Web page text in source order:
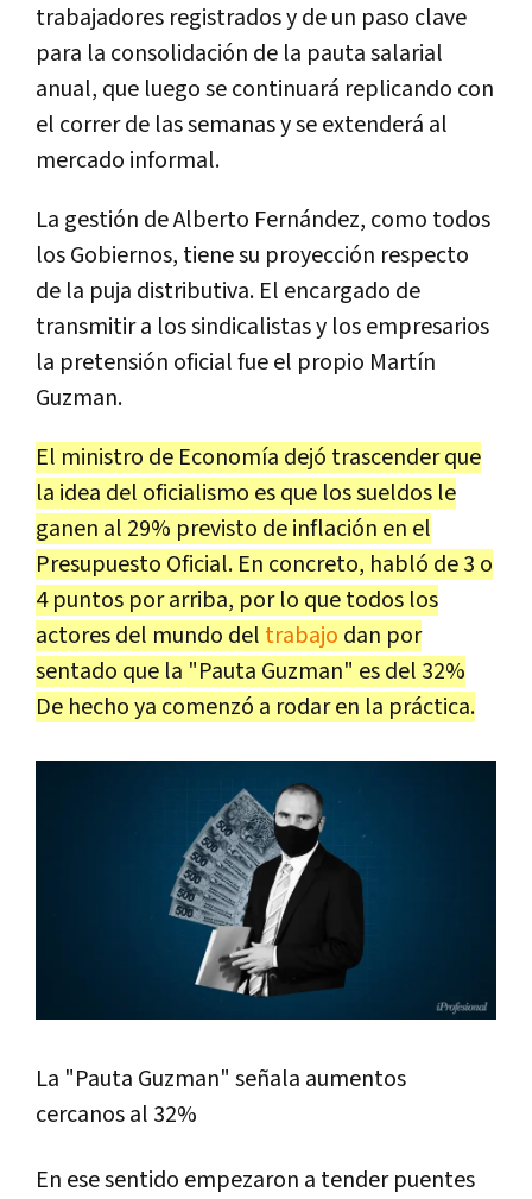
trabajadores registrados y de un paso clave
para la consolidación de la pauta salarial
anual, que luego se continuará replicando con
el correr de las semanas y se extenderá al
mercado informal.
La gestión de Alberto Fernández, como todos
los Gobiernos, tiene su proyección respecto
de la puja distributiva. El encargado de
transmitir a los sindicalistas y los empresarios
la pretensión oficial fue el propio Martín
Guzman.
El ministro de Economía dejó trascender que
la idea del oficialismo es que los sueldos le
ganen al 29% previsto de inflación en el
Presupuesto Oficial. En concreto, habló de 3 o
4 puntos por arriba, por lo que todos los
actores del mundo del trabajo dan por
sentado que la "Pauta Guzman" es del 32%
De hecho ya comenzó a rodar en la práctica.
La "Pauta Guzman" señala aumentos
cercanos al 32%
En ese sentido empezaron a tender puentes